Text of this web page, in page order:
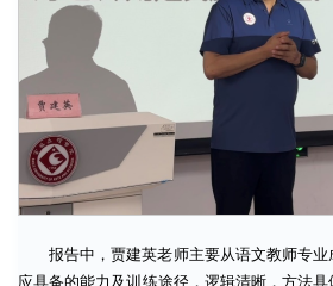
报告中，贾建英老师主要从语文教师专
应具备的能力及训练途径，逻辑清晰，方法